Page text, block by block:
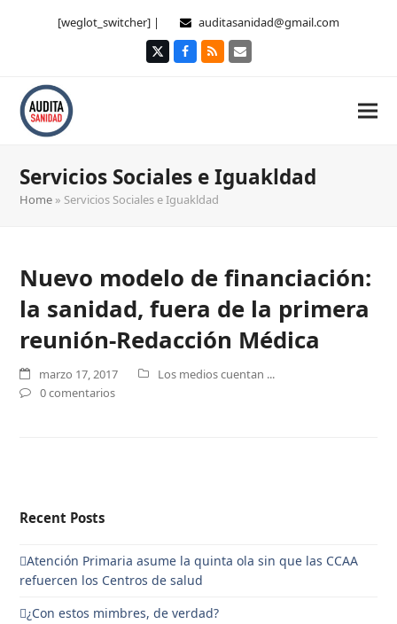
[weglot_switcher] | auditasanidad@gmail.com
TwitterFacebook
RSS Correo
Servicios Sociales e Iguakldad
Home » Servicios Sociales e Iguakldad
Nuevo modelo de financiación:
la sanidad, fuera de la primera
reunión-Redacción Médica
marzo 17, 2017
Los medios cuentan ...
0 comentarios
Recent Posts
Atención Primaria asume la quinta ola sin que las CCAA
refuercen los Centros de salud
¿Con estos mimbres, de verdad?